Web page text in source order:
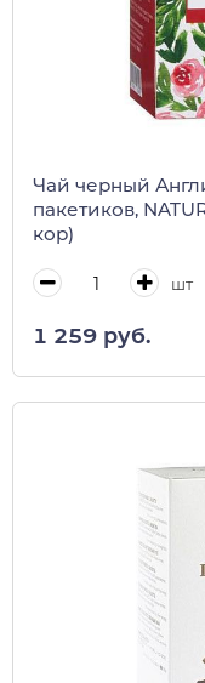
Чай черный
пакетиков,
кор)
шт
1 259 руб.